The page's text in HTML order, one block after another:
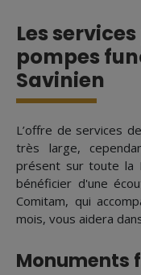
Les
pompes
Savinien
L’offre de services
très large,
présent sur toute la
bénéficier d'une
Comitam, qui
mois, vous aidera
Monuments